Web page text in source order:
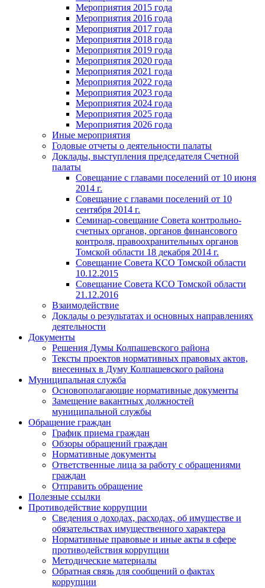
Мероприятия 2015 года
Мероприятия 2016 года
Мероприятия 2017 года
Мероприятия 2018 года
Мероприятия 2019 года
Мероприятия 2020 года
Мероприятия 2021 года
Мероприятия 2022 года
Мероприятия 2023 года
Мероприятия 2024 года
Мероприятия 2025 года
Мероприятия 2026 года
Иные мероприятия
Годовые отчеты о деятельности палаты
Доклады, выступления председателя Счетной
палаты
Совещание с главами поселений от 10 июня
2014 г.
Совещание с главами поселений от 10
сентября 2014 г.
Семинар-совещание Совета контрольно-
счетных органов, органов финансового
контроля, правоохранительных органов
Томской области 18 декабря 2014 г.
Совещание Совета КСО Томской области
10.12.2015
Совещание Совета КСО Томской области
21.12.2016
Взаимодействие
Доклады о результатах и основных направлениях
деятельности
Документы
Решения Думы Колпашевского района
Тексты проектов нормативных правовых актов,
внесенных в Думу Колпашевского района
Муниципальная служба
Основополагающие нормативные документы
Замещение вакантных должностей
муниципальной службы
Обращение граждан
График приема граждан
Обзоры обращений граждан
Нормативные документы
Ответственные лица за работу с обращениями
граждан
Отправить обращение
Полезные ссылки
Противодействие коррупции
Сведения о доходах, расходах, об имуществе и
обязательствах имущественного характера
Нормативные правовые и иные акты в сфере
противодействия коррупции
Методические материалы
Обратная связь для сообщений о фактах
коррупции